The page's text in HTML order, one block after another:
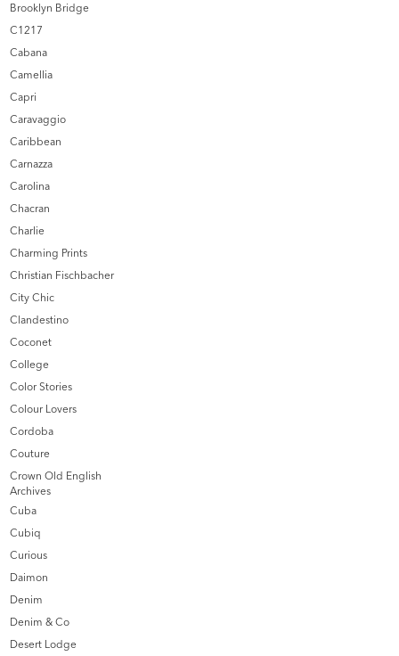
Brooklyn Bridge
C1217
Cabana
Camellia
Capri
Caravaggio
Caribbean
Carnazza
Carolina
Chacran
Charlie
Charming Prints
Christian Fischbacher
City Chic
Clandestino
Coconet
College
Color Stories
Colour Lovers
Cordoba
Couture
Crown Old English
Archives
Cuba
Cubiq
Curious
Daimon
Denim
Denim & Co
Desert Lodge